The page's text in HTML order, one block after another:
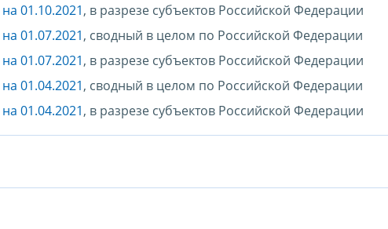
01.10.2021, в разрезе субъектов Российской Федерации
01.07.2021, сводный в целом по Российской Федерации
01.07.2021, в разрезе субъектов Российской Федерации
01.04.2021, сводный в целом по Российской Федерации
01.04.2021, в разрезе субъектов Российской Федерации